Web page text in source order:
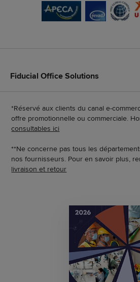
Fiducial Office Solutions
*Réservé aux clients du canal e-
offre promotionnelle ou commerciale.
consultables ici
**Ne concerne pas tous les
nos fournisseurs. Pour en savoir plus,
livraison et retour